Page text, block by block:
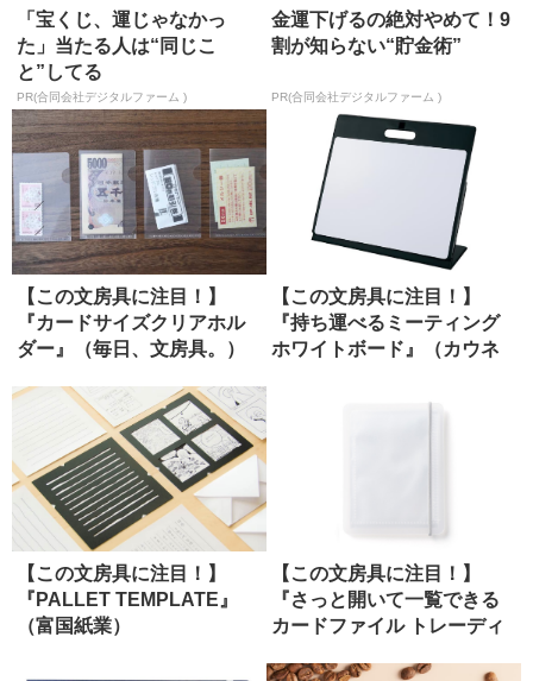
「宝くじ、運じゃなかっ
た」当たる人は“同じこ
と”してる
PR(合同会社デジタルファーム )
金運下げるの絶対やめて！9
割が知らない“貯金術”
PR(合同会社デジタルファーム )
【この文房具に注目！】
『カードサイズクリアホル
ダー』（毎日、文房具。）
【この文房具に注目！】
『持ち運べるミーティング
ホワイトボード』（カウネ
【この文房具に注目！】
『PALLET TEMPLATE』
（富国紙業）
【この文房具に注目！】
『さっと開いて一覧できる
カードファイル トレーディ